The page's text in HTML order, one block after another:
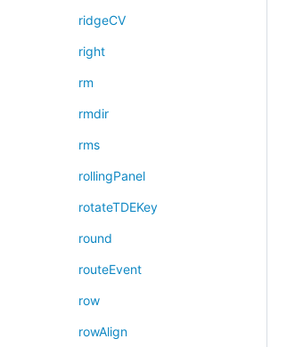
ridgeCV
right
rm
rmdir
rms
rollingPanel
rotateTDEKey
round
routeEvent
row
rowAlign